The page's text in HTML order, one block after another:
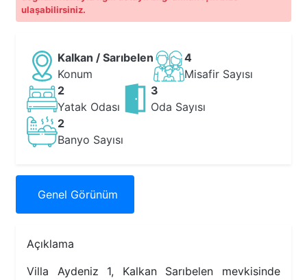
ulaşabilirsiniz.
Kalkan / Sarıbelen
Konum
4
Misafir Sayısı
2
Yatak Odası
3
Oda Sayısı
2
Banyo Sayısı
Genel Görünüm
Açıklama
Villa Aydeniz 1, Kalkan Sarıbelen mevkisinde